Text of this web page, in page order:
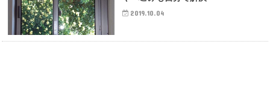
2019.10.04